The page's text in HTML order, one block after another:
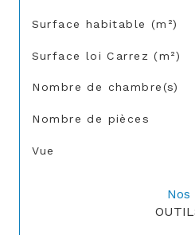
Surface habitable (m²)
Surface loi Carrez (m²)
Nombre de chambre(s)
Nombre de pièces
Vue
Nos